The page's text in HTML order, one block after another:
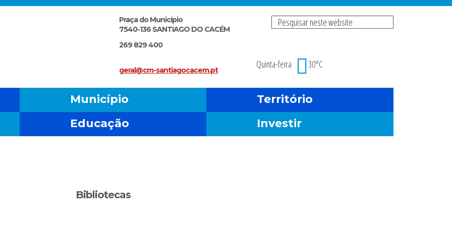
Pesquisar
Quinta-feira
30°C
Praça do Município
7540-136 SANTIAGO DO CACÉM
269 829 400
geral@cm-santiagocacem.pt
Município
Território
Educação Investir
Bibliotecas